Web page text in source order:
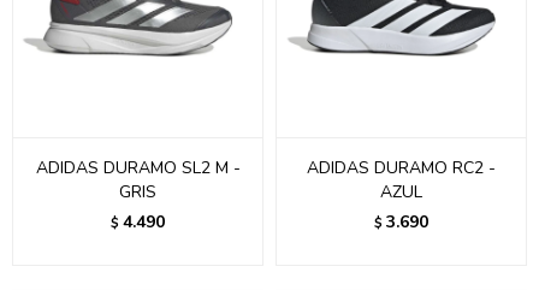
ADIDAS DURAMO SL2 M -
GRIS
$ 4.490
ADIDAS DURAMO RC2 -
AZUL
$ 3.690